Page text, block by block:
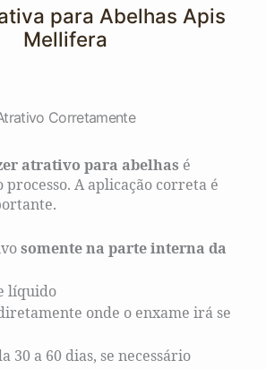
para Abelhas Apis
Mellifera
Corretamente
atrativo para abelhas é
processo. A aplicação correta é
somente na parte interna da
líquido
onde o enxame irá se
30 a 60 dias, se necessário